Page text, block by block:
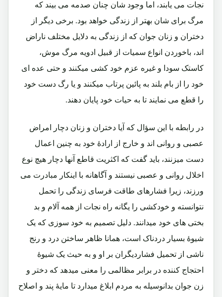
نجات می یابند، اما وجود شان چنان صدمه می بیند که
مرگ برای شان بهتر از زندگی خواهد بود. برخی دیگر از
دختران و زنان جوان که از زندگی به دلایل مختلف ناراض
اند، باخوردن انواع سمیات از قبیل ادویه مرگ موش،
کاستک سودا و غیره عزم خود کشی میکنند و حتی عده ای
خود را از بام بلند به پائین پرتاب میکنند و یا رگ دست خود
را قطع می نمایند تا به حیات خود پایان دهند.
در رابطه با این سؤال که آیا دختران و زنان دچار امراض
عصبی و روانی اند و خارج از ارادۀ خود به چنین اعمال
دست میزنند، باید گفت که اکثریت قاطع آنها دچار هیچ نوع
اخلال روانی و عصبی نیستند و آگاهانه با اینکار مبادرت می
ورزند، زیرا فشارهای طاقت فرسای زندگی را تحمل
نتوانسته و خودکشی را یگانه راه نجات از همه آلام و بد
بختی های خود میدانند. دلیل تصمیم به خود سوزی که یک
شیوۀ بسیار دردناک است، همانا ظاهر ساختن درد و رنج
ناشی از تحمیل فشاردیگران بر او و به حیث یک شیوۀ
احتجاج کننده در برابر مظالمی را معنی میدهد که دختر و
زن جوان بدانوسیله به مردم ابلاغ میدارد تا مایۀ پند و اصلاح